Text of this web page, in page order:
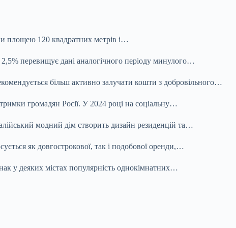
площею 120 квадратних метрів і…
перевищує дані аналогічного періоду минулого…
більш активно залучати кошти з добровільного…
громадян Росії. У 2024 році на соціальну…
модний дім створить дизайн резиденцій та…
як довгострокової, так і подобової оренди,…
у деяких містах популярність однокімнатних…